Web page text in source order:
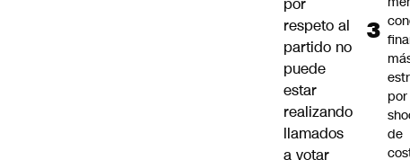
respeto al
partido no
puede
estar
realizando
llamados
a votar
por
de